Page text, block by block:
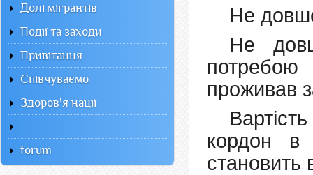
Не
Не
потребою
проживав
кордон в
становить
Долі мігрантів
Події та заходи
Привітання
Співчуваємо
Здоров'я нації
forum